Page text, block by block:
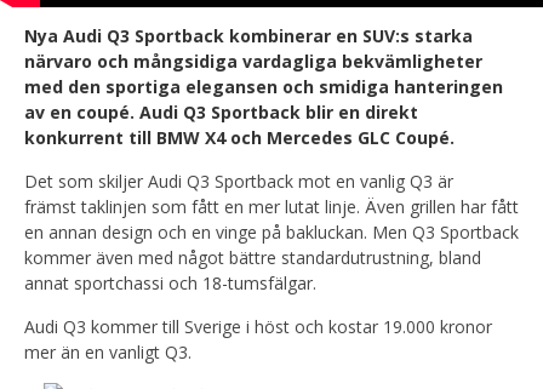
Nya Audi Q3 Sportback kombinerar en SUV:s starka
närvaro och mångsidiga vardagliga bekvämligheter
med den sportiga elegansen och smidiga hanteringen
av en coupé. Audi Q3 Sportback blir en direkt
konkurrent till BMW X4 och Mercedes GLC Coupé.
Det som skiljer Audi Q3 Sportback mot en vanlig Q3 är
främst taklinjen som fått en mer lutat linje. Även grillen har fått
en annan design och en vinge på bakluckan. Men Q3 Sportback
kommer även med något bättre standardutrustning, bland
annat sportchassi och 18-tumsfälgar.
Audi Q3 kommer till Sverige i höst och kostar 19.000 kronor
mer än en vanligt Q3.